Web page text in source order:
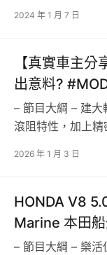
2024 年 1 月 7 日
【真實車主
出意料?
車輪胎推薦 #
– 節目大綱 – 建大
滾阻特性，加上
體驗！究竟車主
2026 年 1 月 3 日
HONDA V8
Marine 本田
船引擎
– 節目大綱 – 樂